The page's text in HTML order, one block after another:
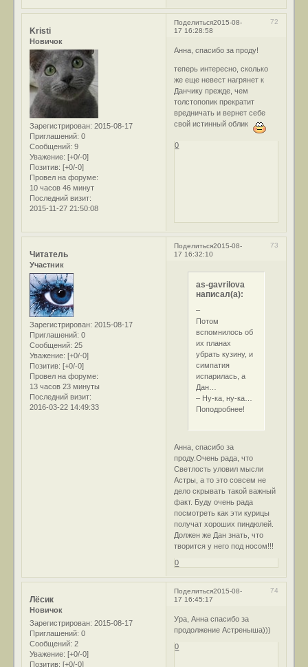
Поделиться 72
2015-08-
17 16:28:58
Kristi
Новичок
Зарегистрирован: 2015-08-17
Приглашений: 0
Сообщений: 9
Уважение: [+0/-0]
Позитив: [+0/-0]
Провел на форуме:
10 часов 46 минут
Последний визит:
2015-11-27 21:50:08
Анна, спасибо за проду!
теперь интересно, сколько
же еще невест нагрянет к
Данчику прежде, чем
толстопопик прекратит
вредничать и вернет себе
свой истинный облик
0
Поделиться 73
2015-08-
17 16:32:10
Читатель
Участник
Зарегистрирован: 2015-08-17
Приглашений: 0
Сообщений: 25
Уважение: [+0/-0]
Позитив: [+0/-0]
Провел на форуме:
13 часов 23 минуты
Последний визит:
2016-03-22 14:49:33
as-gavrilova
написал(а):
–
Потом
вспомнилось об
их планах
убрать кузину, и
симпатия
испарилась, а
Дан…
– Ну-ка, ну-ка…
Поподробнее!
Анна, спасибо за
проду.Очень рада, что
Светлость уловил мысли
Астры, а то это совсем не
дело скрывать такой важный
факт. Буду очень рада
посмотреть как эти курицы
получат хороших пиндюлей.
Должен же Дан знать, что
творится у него под носом!!!
0
Поделиться 74
2015-08-
17 16:45:17
Лёсик
Новичок
Зарегистрирован: 2015-08-17
Приглашений: 0
Сообщений: 2
Уважение: [+0/-0]
Позитив: [+0/-0]
Ура, Анна спасибо за
продолжение Астреныша)))
0